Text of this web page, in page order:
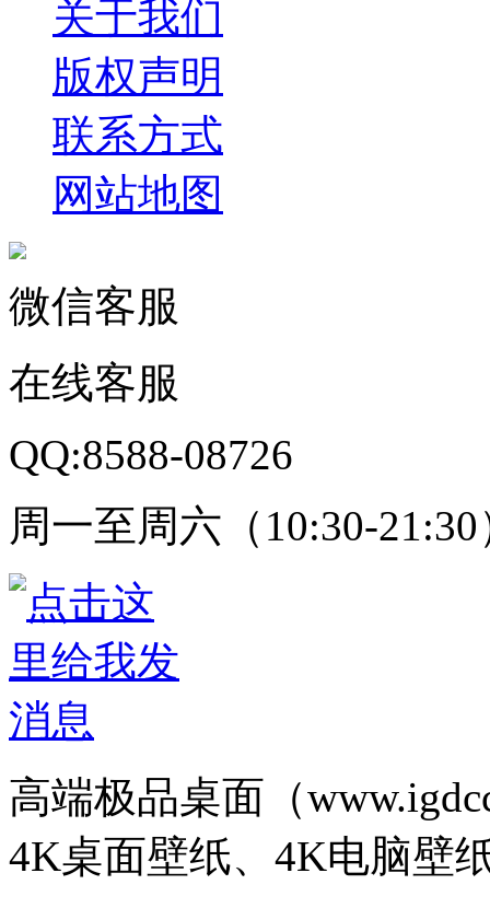
关于我们
版权声明
联系方式
网站地图
微信客服
在线客服
QQ:8588-08726
周一至周六（10:30-21:30
高端极品桌面（
4K桌面壁纸、4K电脑壁